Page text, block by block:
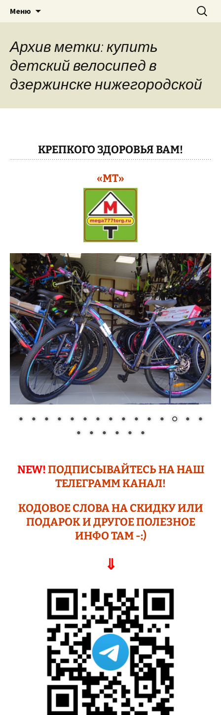
"МЕГА ТОРГ"
Теплицы, велосипеды, электро-
бензоинструмент, бытовая техника
в г. Павлово Нижегородская область,
Муром, Кулебаки, Выкса….
Меню Найти:
Архив метки: купить
детский велосипед в
дзержинске нижегородской
КРЕПКОГО ЗДОРОВЬЯ ВАМ!
«МТ»
NEW!ПОДПИСЫВАЙТЕСЬ НА НАШ
ТЕЛЕГРАМM КАНАЛ!
КОДОВОЕ СЛОВА НА СКИДКУ ИЛИ
ПОДАРОК И ДРУГОЕПОЛЕЗНОЕ
ИНФО ТАМ -:)
⇓